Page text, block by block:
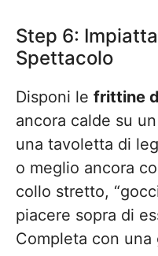
Step 6:
Spettacolo
Disponi le frittine
ancora calde su
una tavoletta di
o meglio ancora
collo stretto,
piacere sopra di
Completa con una